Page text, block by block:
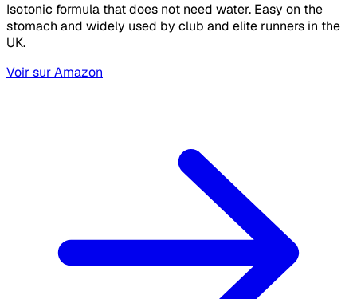
Isotonic formula that does not need water. Easy on the
stomach and widely used by club and elite runners in the
UK.
Voir sur Amazon